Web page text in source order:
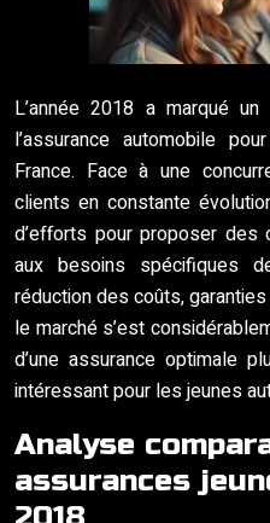
L’année 2018 a marqué
l’assurance automobile
France. Face à une
clients en constante
d’efforts pour proposer
aux besoins spécifiques
réduction des coûts,
le marché s’est
d’une assurance optimale
intéressant pour les jeunes
Analyse
assurances